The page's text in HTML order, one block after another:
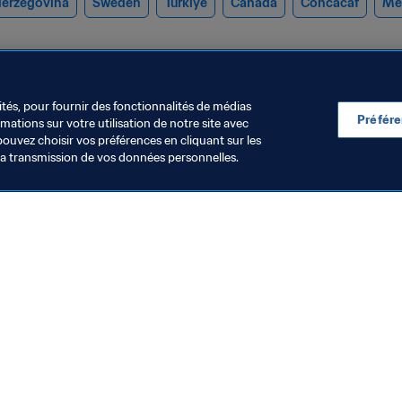
pour fournir des fonctionnalités de médias
sur votre utilisation de notre site avec
choisir vos préférences en cliquant sur les
transmission de vos données personnelles.